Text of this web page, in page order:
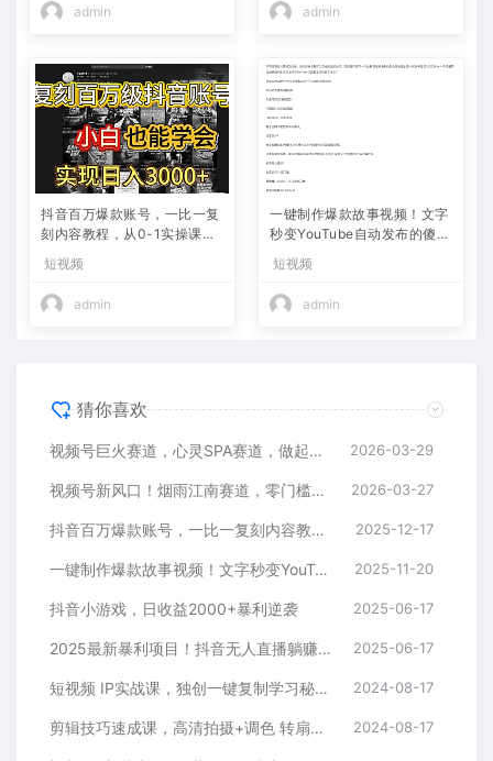
admin admin
抖音百万爆款账号，一比一复
刻内容教程，从0-1实操课，
入10w+
短视频
admin
一键制作爆款故事视频！文字
秒变YouTube自动发布的傻瓜
短视频
admin
猜你喜欢
视频号巨火赛道，心灵SPA赛道，做起来超简单，每天收益800+ 2026-03-29
视频号新风口！烟雨江南赛道，零门槛日入 500+ 2026-03-27
抖音百万爆款账号，一比一复刻内容教程，从0-1实操课，小白也能学会，复制爆款，月入10w+ 2025-12-17
一键制作爆款故事视频！文字秒变YouTube自动发布的傻瓜式教程 2025-11-20
抖音小游戏，日收益2000+暴利逆袭 2025-06-17
2025最新暴利项目！抖音无人直播躺赚攻略！抖音无人直播3.0玩法！0门槛… 2025-06-17
短视频 IP实战课，独创一键复制学习秘籍，转战新领域，月赚五万轻松行 2024-08-17
剪辑技巧速成课，高清拍摄+调色 转扇子，建筑-抠图精通，新手秒变剪辑专家 2024-08-17